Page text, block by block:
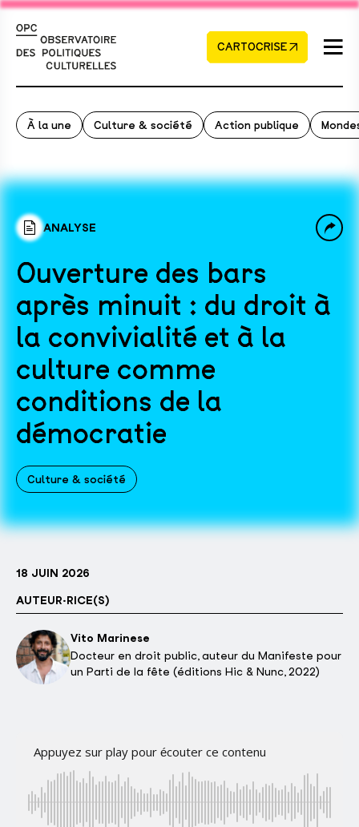
CARTOCRISE
À la une Culture & société Action publique
ANALYSE
Ouverture des bars
après minuit : du droit à
la convivialité et à la
culture comme
conditions de la
démocratie
Culture & société
18 JUIN 2026
AUTEUR·RICE(S)
Vito Marinese
Docteur en droit public, auteur du Manifeste pour
un Parti de la fête (éditions Hic & Nunc, 2022)
Appuyez sur play pour écouter ce contenu